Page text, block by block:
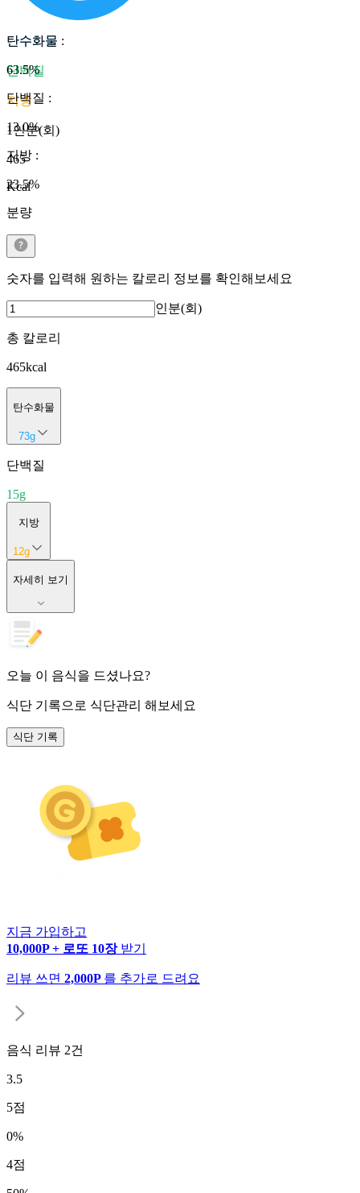
탄수화물
단백질
지방
1인분(회)
465
Kcal
탄수화물 :
63.5%
단백질 :
13.0%
지방 :
23.5%
분량
숫자를 입력해 원하는 칼로리 정보를 확인해보세요
인분(회)
총 칼로리
465kcal
탄수화물
73g
단백질
15g
지방
12g
자세히 보기
오늘 이 음식을 드셨나요?
식단 기록으로 식단관리 해보세요
식단 기록
지금 가입하고
10,000P + 로또 10장 받기
리뷰 쓰면 2,000P 를 추가로 드려요
음식 리뷰 2건
3.5
5점
0%
4점